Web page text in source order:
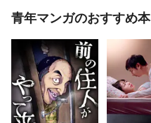
青年マンガのおすすめ本